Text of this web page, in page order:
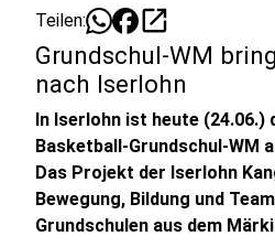
Teilen: open_in_new
Grundschul-WM
nach Iserlohn
In Iserlohn ist heute (24.06.)
Basketball-Grundschul-WM
Das Projekt der Iserlohn
Bewegung, Bildung und
Grundschulen aus dem